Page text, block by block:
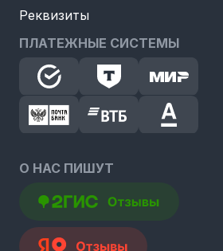
Реквизиты
ПЛАТЕЖНЫЕ СИСТЕМЫ
О НАС ПИШУТ